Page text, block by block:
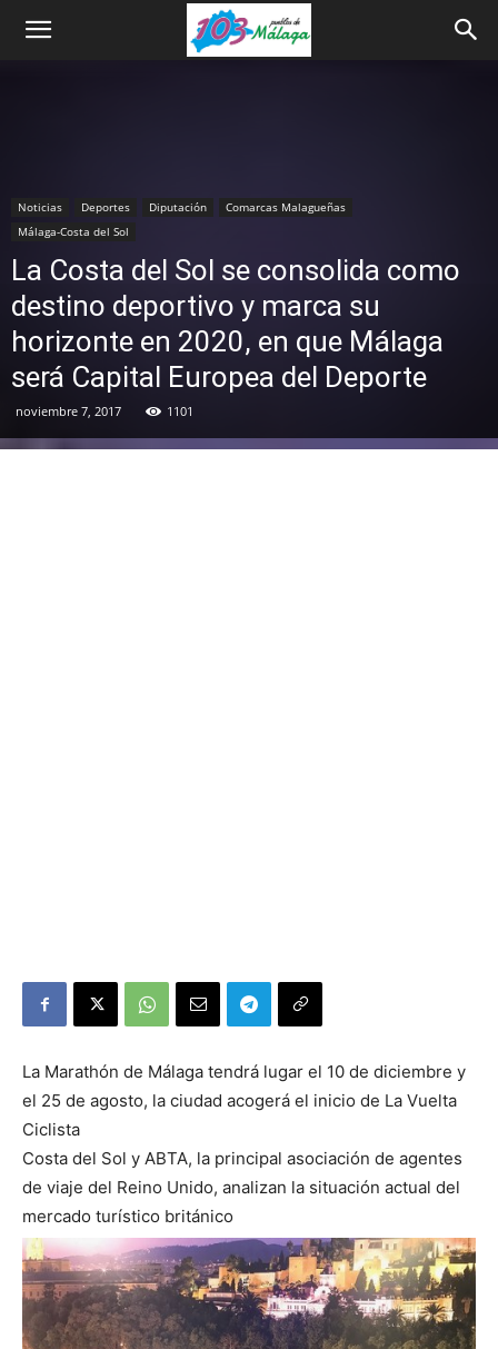
Noticias Deportes Diputación
Comarcas Malagueñas
Málaga-Costa del Sol
La Costa del Sol se consolida como
destino deportivo y marca su
horizonte en 2020, en que Málaga
será Capital Europea del Deporte
noviembre 7, 2017 1101
La Marathón de Málaga tendrá lugar el 10 de diciembre y
el 25 de agosto, la ciudad acogerá el inicio de La Vuelta
Ciclista
Costa del Sol y ABTA, la principal asociación de agentes
de viaje del Reino Unido, analizan la situación actual del
mercado turístico británico